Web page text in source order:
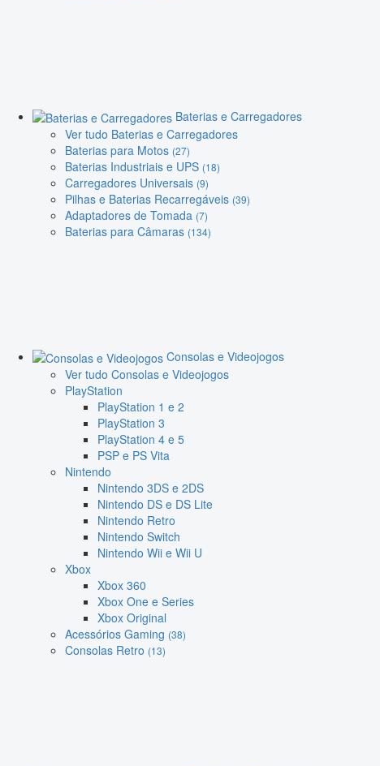
Baterias e Carregadores
Ver tudo Baterias e Carregadores
Baterias para Motos (27)
Baterias Industriais e UPS (18)
Carregadores Universais (9)
Pilhas e Baterias Recarregáveis (39)
Adaptadores de Tomada (7)
Baterias para Câmaras (134)
Consolas e Videojogos
Ver tudo Consolas e Videojogos
PlayStation
PlayStation 1 e 2
PlayStation 3
PlayStation 4 e 5
PSP e PS Vita
Nintendo
Nintendo 3DS e 2DS
Nintendo DS e DS Lite
Nintendo Retro
Nintendo Switch
Nintendo Wii e Wii U
Xbox
Xbox 360
Xbox One e Series
Xbox Original
Acessórios Gaming (38)
Consolas Retro (13)